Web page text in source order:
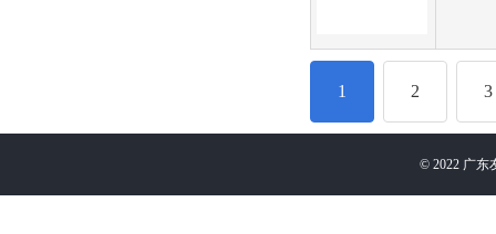
1 2 3
© 2022 广东